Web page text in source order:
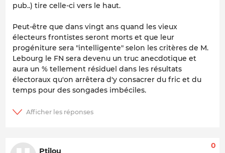
pub..) tire celle-ci vers le haut.
Peut-être que dans vingt ans quand les vieux
électeurs frontistes seront morts et que leur
progéniture sera "intelligente" selon les critères de M.
Lebourg le FN sera devenu un truc anecdotique et
aura un % tellement résiduel dans les résultats
électoraux qu'on arrêtera d'y consacrer du fric et du
temps pour des songades imbéciles.
Ptilou
0